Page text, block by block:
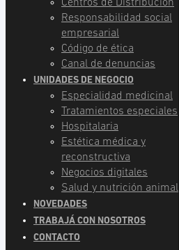
Centros de Distribución
Responsabilidad social
empresarial
Código de ética
Canal de denuncias
UNIDADES DE NEGOCIO
Especialidad medicinal
Tratamientos especiales
Hospitalaria
Estética médica y
reconstructiva
Negocios digitales
Salud y nutrición animal
NOVEDADES
TRABAJÁ CON NOSOTROS
CONTACTO